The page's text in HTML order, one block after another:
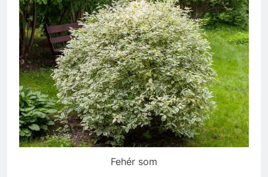
Fehér som